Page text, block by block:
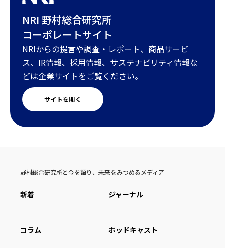
NRI 野村総合研究所
コーポレートサイト
NRIからの提言や調査・レポート、商品サービ
ス、IR情報、採用情報、サステナビリティ情報な
どは企業サイトをご覧ください。
サイトを開く
野村総合研究所と今を語り、未来をみつめるメディア
新着 ジャーナル
コラム ポッドキャスト